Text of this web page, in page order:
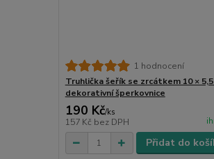
1 hodnocení
Truhlička šeřík se zrcátkem 10 × 5,5
dekorativní šperkovnice
190 Kč/ks
157 Kč bez DPH
Přidat do